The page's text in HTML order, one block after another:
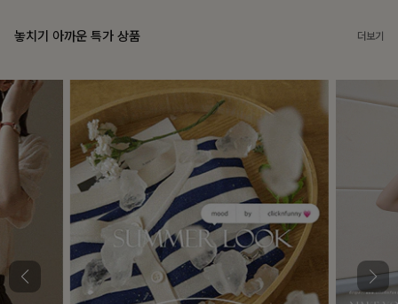
놓치기 아까운 특가 상품 더보기